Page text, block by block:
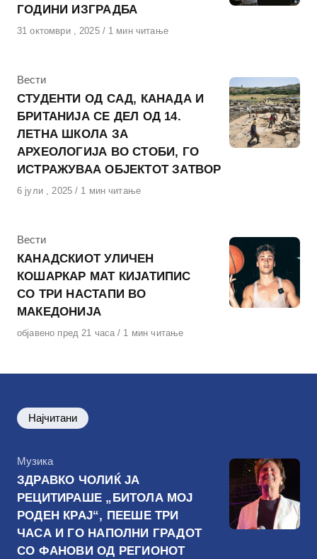
ГОДИНИ ИЗГРАДБА
Објавено
31 октомври , 2025 1 мин читање
КАтегорија
Вести
СТУДЕНТИ ОД САД, КАНАДА И
БРИТАНИЈА СЕ ДЕЛ ОД 14.
ЛЕТНА ШКОЛА ЗА
АРХЕОЛОГИЈА ВО СТОБИ, ГО
ИСТРАЖУВАА ОБЈЕКТОТ ЗАТВОР
Објавено
6 јули , 2025 1 мин читање
КАтегорија
Вести
КАНАДСКИОТ УЛИЧЕН
КОШАРКАР МАТ КИЈАТИПИС
СО ТРИ НАСТАПИ ВО
МАКЕДОНИЈА
Објавено
објавено пред 21 часа 1 мин читање
Најчитани
КАтегорија
Музика
ЗДРАВКО ЧОЛИЌ ЈА
РЕЦИТИРАШЕ „БИТОЛА МОЈ
РОДЕН КРАЈ“, ПЕЕШЕ ТРИ
ЧАСА И ГО НАПОЛНИ ГРАДОТ
СО ФАНОВИ ОД РЕГИОНОТ